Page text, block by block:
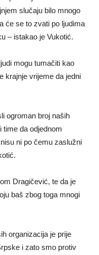
slučaju bilo mnogo
će se to zvati po ljudima
– istakao je Vukotić.
mogu tumačiti kao
krajnje vrijeme da jedni
ogroman broj naših
time da odjednom
ni po čemu zaslužni
Dragičević, te da je
baš zbog toga mnogi
organizacija je prije
i zato smo protiv